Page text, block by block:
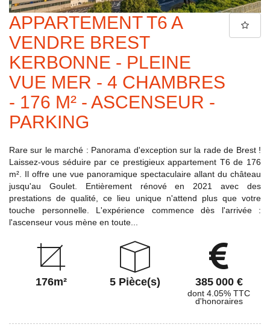
APPARTEMENT T6 A
VENDRE BREST
KERBONNE - PLEINE
VUE MER - 4 CHAMBRES
- 176 M² - ASCENSEUR -
PARKING
Rare sur le marché : Panorama d'exception sur la rade de Brest !
Laissez-vous séduire par ce prestigieux appartement T6 de 176
m². Il offre une vue panoramique spectaculaire allant du château
jusqu'au Goulet. Entièrement rénové en 2021 avec des
prestations de qualité, ce lieu unique n'attend plus que votre
touche personnelle. L'expérience commence dès l'arrivée :
l'ascenseur vous mène en toute...
176m² 5 Pièce(s) 385 000 €
dont 4.05% TTC
d'honoraires